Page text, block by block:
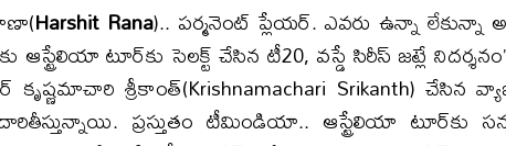
Harshit Rana).. పర్మనెంట్ ప్లేయర్. ఎవరు ఉన్నా లేకున్నా
ఆస్ట్రేలియా టూర్‌కు సెలక్ట్ చేసిన టీ20, వస్డే సిరీస్ జట్లే
శ్రీకాంత్(Krishnamachari Srikanth) చేసిన
దారితీస్తున్నాయి. ప్రస్తుతం టీమిండియా.. ఆస్ట్రేలియా టూర్‌కు